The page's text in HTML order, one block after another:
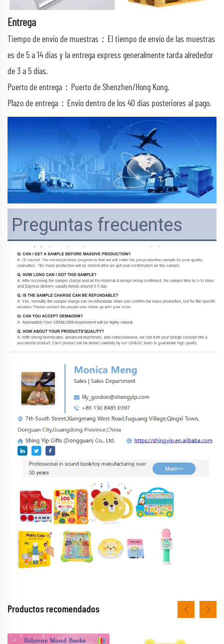
Entrega
Tiempo de envío de muestras：El tiempo de envío de las muestras
es de 5 a 14 días y la entrega express generalmente tarda alrededor
de 3 a 5 días.
Puerto de entrega：Puerto de Shenzhen/Hong Kong.
Plazo de entrega：Envío dentro de los 40 días posteriores al pago.
Preguntas frecuentes
Productos recomendados